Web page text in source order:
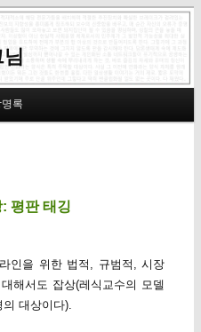
명록
평판 태깅
인을 위한 법적, 규범적, 시장
해서도 잡상(레식교수의 모델
대상이다).